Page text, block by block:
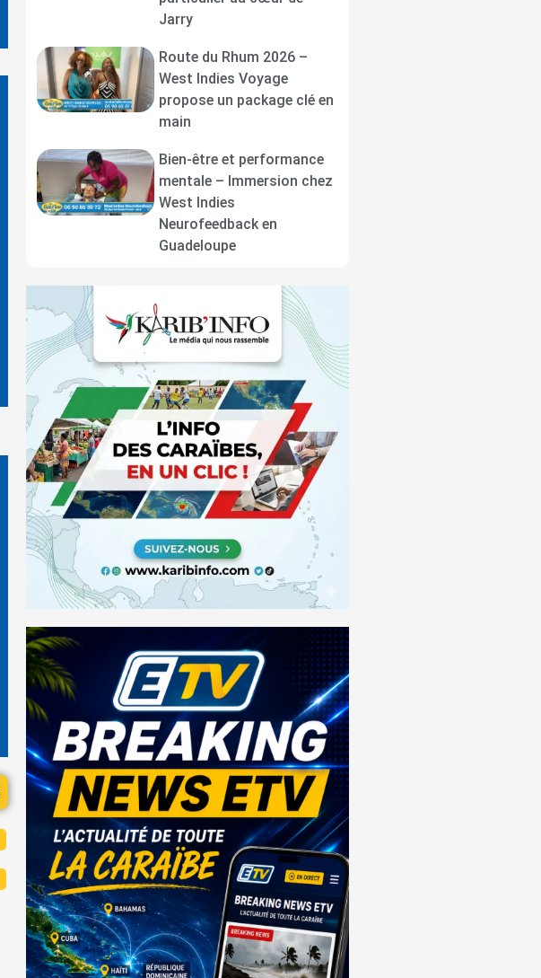
Jarry
Route du Rhum 2026 –
West Indies Voyage
propose un package clé en
main
Bien-être et performance
mentale – Immersion chez
West Indies
Neurofeedback en
Guadeloupe